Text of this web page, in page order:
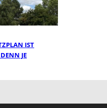
IST
JE